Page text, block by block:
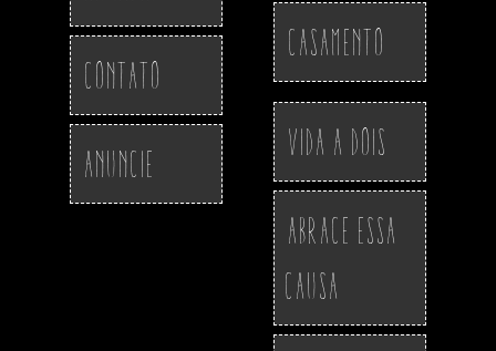
Contato
Anuncie
Casamento
Vida a Dois
Abrace essa
Causa